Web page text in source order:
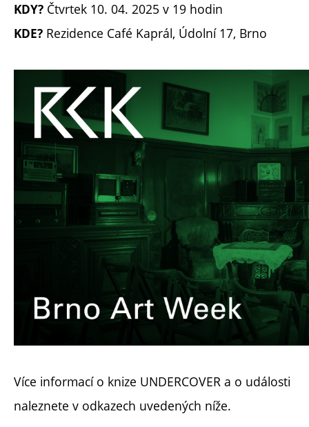
KDY? Čtvrtek 10. 04. 2025 v 19 hodin
KDE? Rezidence Café Kaprál, Údolní 17, Brno
Více informací o knize UNDERCOVER a o události
naleznete v odkazech uvedených níže.